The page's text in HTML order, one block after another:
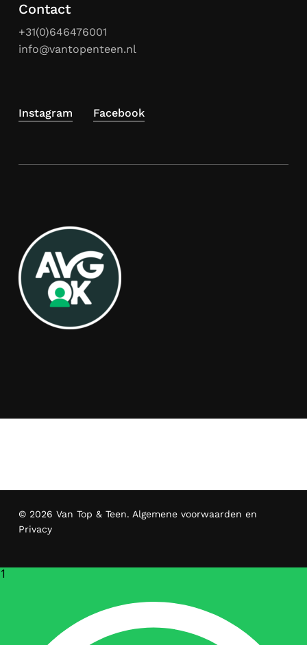
Contact
+31(0)646476001
info@vantopenteen.nl
Instagram Facebook
© 2026 Van Top & Teen. Algemene voorwaarden en
Privacy
1